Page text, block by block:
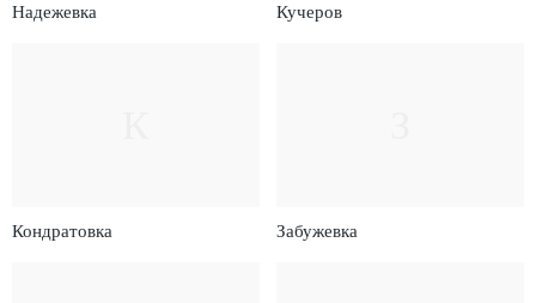
Надежевка Кучеров
Кондратовка Забужевка